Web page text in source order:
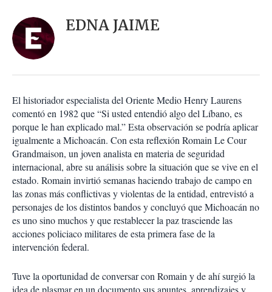
n
e
s
o
m
p
a
r
i
r
a
r
EDNA JAIME
El historiador especialista del Oriente Medio Henry Laurens
comentó en 1982 que “Si usted entendió algo del Líbano, es
porque le han explicado mal.” Esta observación se podría aplicar
igualmente a Michoacán. Con esta reflexión Romain Le Cour
Grandmaison, un joven analista en materia de seguridad
internacional, abre su análisis sobre la situación que se vive en el
estado. Romain invirtió semanas haciendo trabajo de campo en
las zonas más conflictivas y violentas de la entidad, entrevistó a
personajes de los distintos bandos y concluyó que Michoacán no
es uno sino muchos y que restablecer la paz trasciende las
acciones policiaco militares de esta primera fase de la
intervención federal.
Tuve la oportunidad de conversar con Romain y de ahí surgió la
idea de plasmar en un documento sus apuntes, aprendizajes y